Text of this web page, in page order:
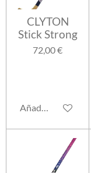
CLYTON
Stick Strong
72,00 €
Añadir al carrito